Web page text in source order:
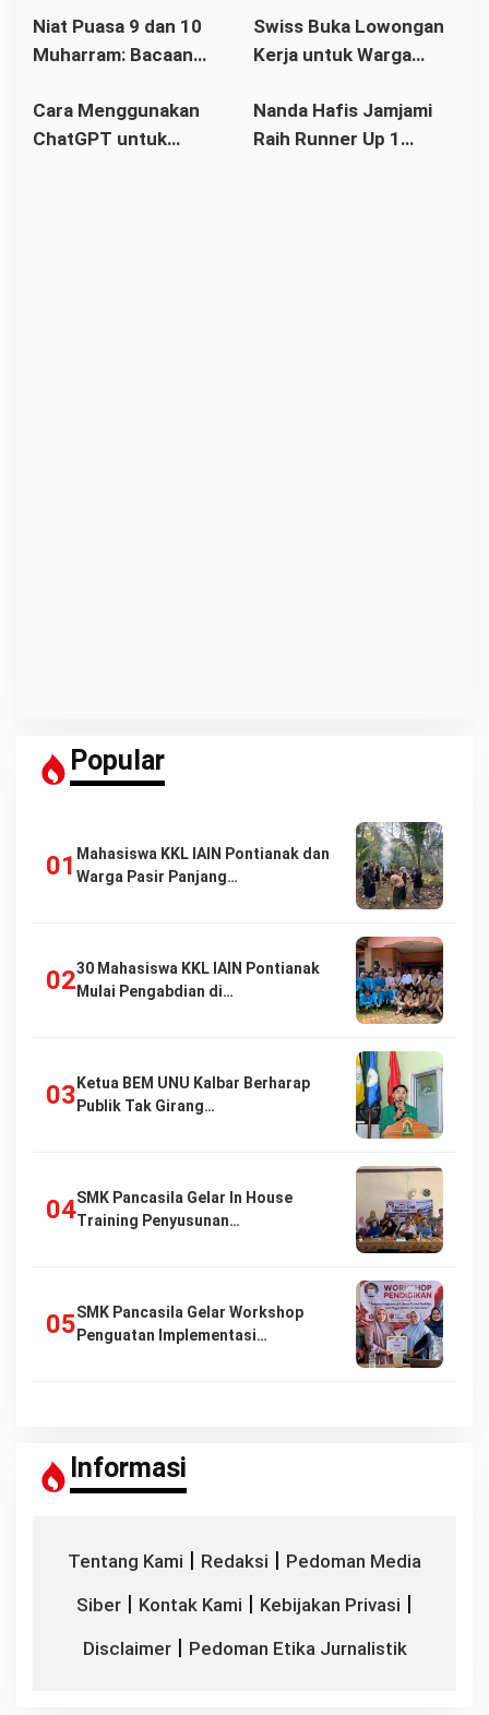
Tetap Relevan di Era
Modern
Artinya
Niat Puasa 9 dan 10
Muharram: Bacaan
Bahasa Arab, Latin dan
Artinya Lengkap
Swiss Buka Lowongan
Kerja untuk Warga
Cara Menggunakan
ChatGPT untuk
Nanda Hafis Jamjami
Raih Runner Up 1
Popular
Mahasiswa KKL IAIN Pontianak dan
Warga Pasir Panjang…
30 Mahasiswa KKL IAIN Pontianak
Mulai Pengabdian di…
Ketua BEM UNU Kalbar Berharap
Publik Tak Girang…
SMK Pancasila Gelar In House
Training Penyusunan…
SMK Pancasila Gelar Workshop
Penguatan Implementasi…
Informasi
Tentang Kami | Redaksi | Pedoman Media
Siber | Kontak Kami | Kebijakan Privasi |
Disclaimer| Pedoman Etika Jurnalistik